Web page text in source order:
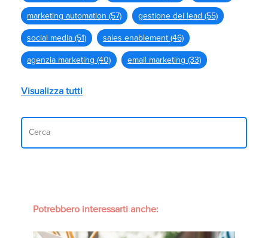
marketing automation (57) gestione dei lead (55)
social media (51) sales enablement (46)
agenzia marketing (40) email marketing (33)
Visualizza tutti
Potrebbero interessarti anche: